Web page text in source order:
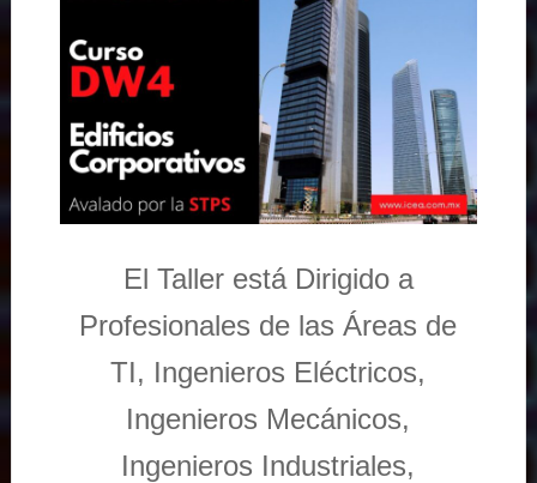
El Taller está Dirigido a
Profesionales de las Áreas de
TI, Ingenieros Eléctricos,
Ingenieros Mecánicos,
Ingenieros Industriales,